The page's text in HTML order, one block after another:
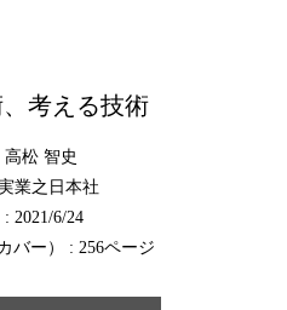
考える技術
高松 智史
業之日本社
2021/6/24
バー） : 256ページ